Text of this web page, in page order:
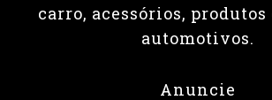
carro, acessórios,
automotivos.
Anuncie